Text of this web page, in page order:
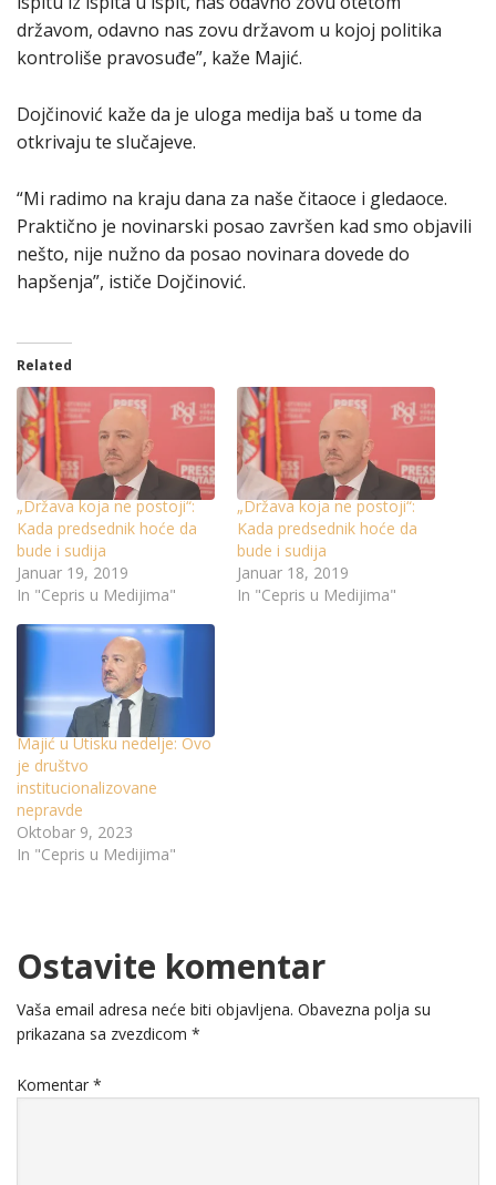
državom, odavno nas zovu državom u kojoj politika
kontroliše pravosuđe”, kaže Majić.
Dojčinović kaže da je uloga medija baš u tome da
otkrivaju te slučajeve.
“Mi radimo na kraju dana za naše čitaoce i gledaoce.
Praktično je novinarski posao završen kad smo objavili
nešto, nije nužno da posao novinara dovede do
hapšenja”, ističe Dojčinović.
Related
„Država koja ne postoji“:
Kada predsednik hoće da
bude i sudija
Januar 19, 2019
In "Cepris u Medijima"
„Država koja ne postoji“:
Kada predsednik hoće da
bude i sudija
Januar 18, 2019
In "Cepris u Medijima"
Majić u Utisku nedelje: Ovo
je društvo
institucionalizovane
nepravde
Oktobar 9, 2023
In "Cepris u Medijima"
Ostavite komentar
Vaša email adresa neće biti objavljena. Obavezna polja su
prikazana sa zvezdicom *
Komentar *